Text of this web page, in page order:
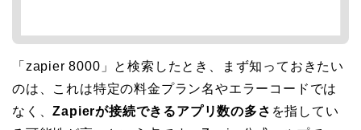
「zapier 8000」と検索したとき、まず知っておきたい
のは、これは特定の料金プラン名やエラーコードでは
なく、Zapierが接続できるアプリ数の多さ を指してい